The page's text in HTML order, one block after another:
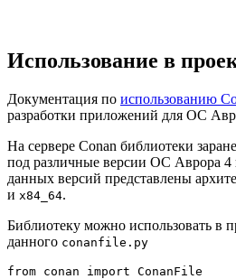
Использование в
Документация по использованию
разработки приложений для ОС
На сервере Conan библиотеки
под различные версии ОС Аврора
данных версий представлены
и x84_64.
Библиотеку можно использовать в
данного conanfile.py
from conan import ConanFile